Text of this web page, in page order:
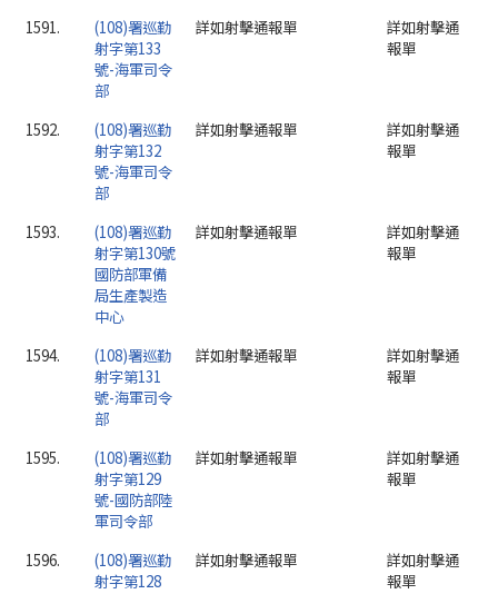
1591.
(108)署巡勤
射字第133
號-海軍司令
部
詳如射擊通報單
詳如射擊通
報單
1592.
(108)署巡勤
射字第132
號-海軍司令
部
詳如射擊通報單
詳如射擊通
報單
1593.
(108)署巡勤
射字第130號
國防部軍備
局生產製造
中心
詳如射擊通報單
詳如射擊通
報單
1594.
(108)署巡勤
射字第131
號-海軍司令
部
詳如射擊通報單
詳如射擊通
報單
1595.
(108)署巡勤
射字第129
號-國防部陸
軍司令部
詳如射擊通報單
詳如射擊通
報單
1596.
(108)署巡勤
射字第128
詳如射擊通報單
詳如射擊通
報單